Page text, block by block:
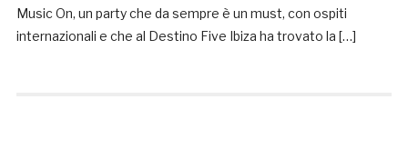
Music On, un party che da sempre è un must, con ospiti
internazionali e che al Destino Five Ibiza ha trovato la […]